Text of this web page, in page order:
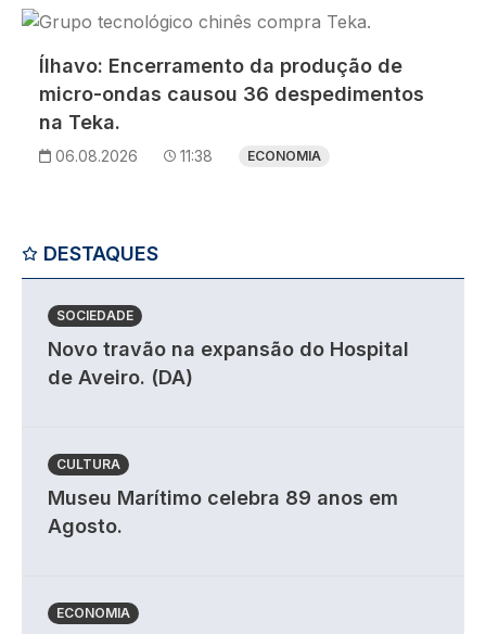
Imagem
Ílhavo: Encerramento da produção de
micro-ondas causou 36 despedimentos
na Teka.
06.08.2026 11:38 ECONOMIA
DESTAQUES
SOCIEDADE
Novo travão na expansão do Hospital
de Aveiro. (DA)
CULTURA
Museu Marítimo celebra 89 anos em
Agosto.
ECONOMIA